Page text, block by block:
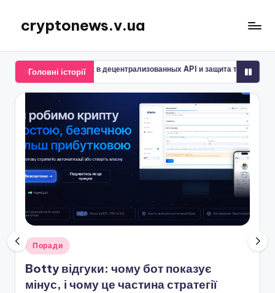
Перейти
вмісту
cryptonews.v.ua
новини
криптовалют,
аналітика,
прогнози
та
гайди.
Головні історії
в децентрализованных API и защита транзакционных сессий
Опубліковано
Поради
Botty відгуки: чому бот показує
мінус, і чому це частина стратегії